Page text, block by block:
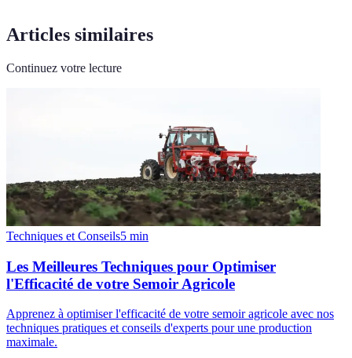
Articles similaires
Continuez votre lecture
Techniques et Conseils5 min
Les Meilleures Techniques pour Optimiser
l'Efficacité de votre Semoir Agricole
Apprenez à optimiser l'efficacité de votre semoir agricole avec nos
techniques pratiques et conseils d'experts pour une production
maximale.